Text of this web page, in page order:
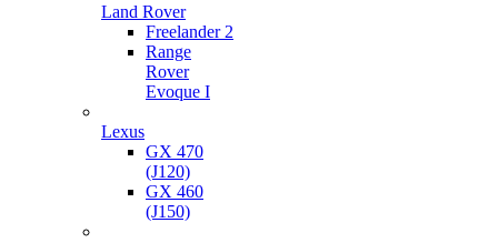
Land Rover
Freelander 2
Range
Rover
Evoque I
Lexus
GX 470
(J120)
GX 460
(J150)